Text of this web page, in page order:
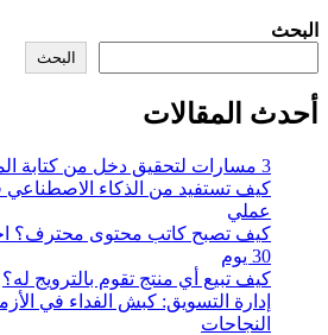
البحث
البحث
أحدث المقالات
3 مسارات لتحقيق دخل من كتابة المحتوى
كيف تستفيد من الذكاء الاصطناعي
عملي
كيف تصبح كاتب محتوى محترف؟
30 يوم
كيف تبيع أي منتج تقوم بالترويج له؟
إدارة التسويق: كبش الفداء في
النجاحات